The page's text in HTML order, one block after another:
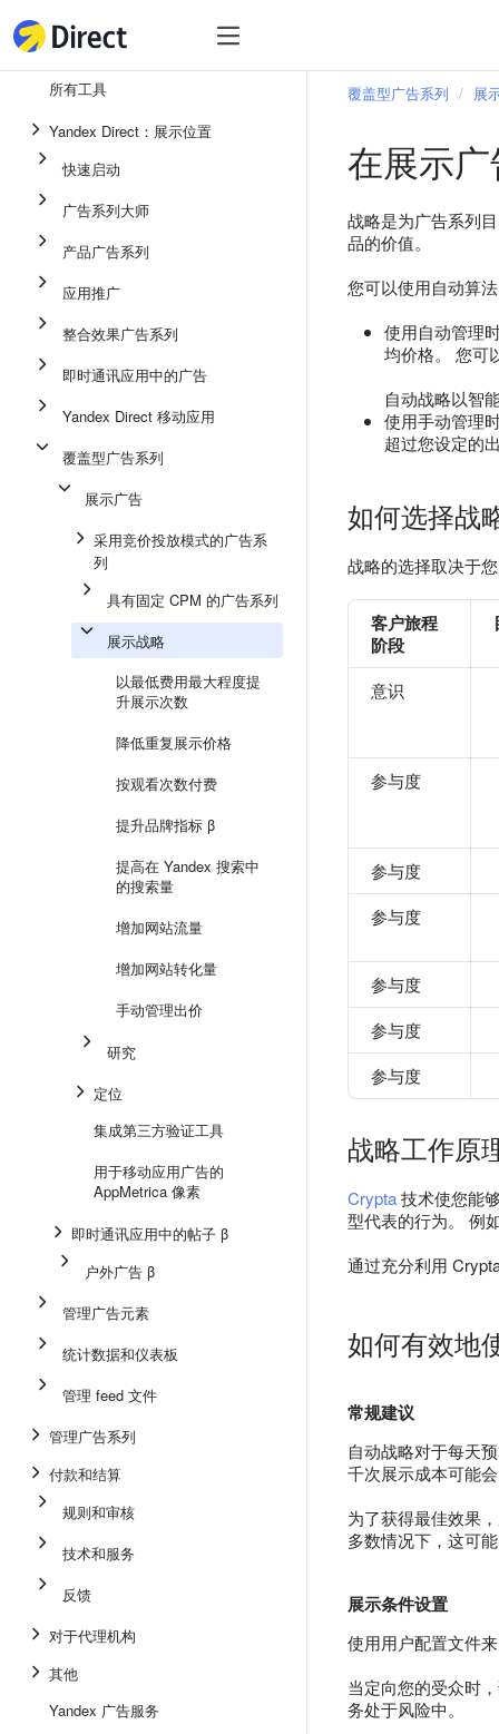
即时通讯应用中的广告
所有工具
Yandex Direct：展示位置
快速启动
广告系列大师
产品广告系列
应用推广
整合效果广告系列
即时通讯应用中的广告
Yandex Direct 移动应用
覆盖型广告系列
展示广告
采用竞价投放模式的广告系
列
具有固定 CPM 的广告系列
展示战略
以最低费用最大程度提
升展示次数
降低重复展示价格
按观看次数付费
提升品牌指标 β
提高在 Yandex 搜索中
的搜索量
增加网站流量
增加网站转化量
手动管理出价
研究
定位
集成第三方验证工具
用于移动应用广告的
AppMetrica 像素
即时通讯应用中的帖子 β
户外广告 β
管理广告元素
统计数据和仪表板
管理 feed 文件
管理广告系列
付款和结算
规则和审核
技术和服务
反馈
对于代理机构
其他
Yandex 广告服务
覆盖型广告系列 展
在展示
战略是为广告系列
品的价值。
您可以使用自动算
使用自动管理
均价格。 您可
自动战略以智
使用手动管理
超过您设定的
如何选择战
战略的选择取决于
客户旅程
阶段
意识
参与度
参与度
参与度
参与度
参与度
参与度
战略工作原
Crypta技术使您能
型代表的行为。 例
通过充分利用
如何有效地
常规建议
自动战略对于每天
千次展示成本可能
为了获得最佳效果
多数情况下，这可
展示条件设置
使用用户配置文件
当定向您的受众时
务处于风险中。